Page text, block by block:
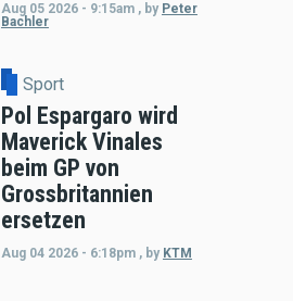
Aug 05 2026 - 9:15am , by Peter
Bachler
Sport
Pol Espargaro wird
Maverick Vinales
beim GP von
Grossbritannien
ersetzen
Aug 04 2026 - 6:18pm , by KTM